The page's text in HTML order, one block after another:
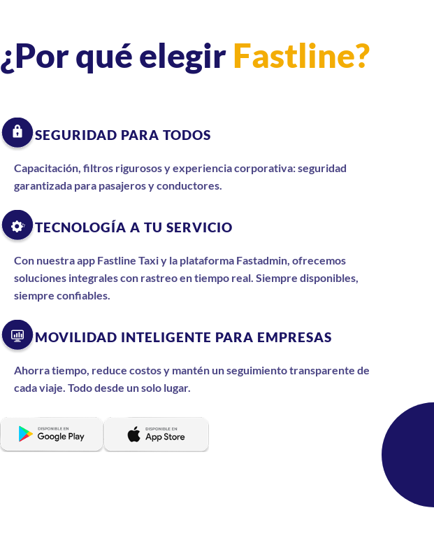
¿Por qué elegirFastline?
SEGURIDAD PARA TODOS
Capacitación, filtros rigurosos y experiencia corporativa: seguridad
garantizada para pasajeros y conductores.
TECNOLOGÍA A TU SERVICIO
Con nuestra app Fastline Taxi y la plataforma Fastadmin, ofrecemos
soluciones integrales con rastreo en tiempo real. Siempre disponibles,
siempre confiables.
MOVILIDAD INTELIGENTE PARA EMPRESAS
Ahorra tiempo, reduce costos y mantén un seguimiento transparente de
cada viaje. Todo desde un solo lugar.